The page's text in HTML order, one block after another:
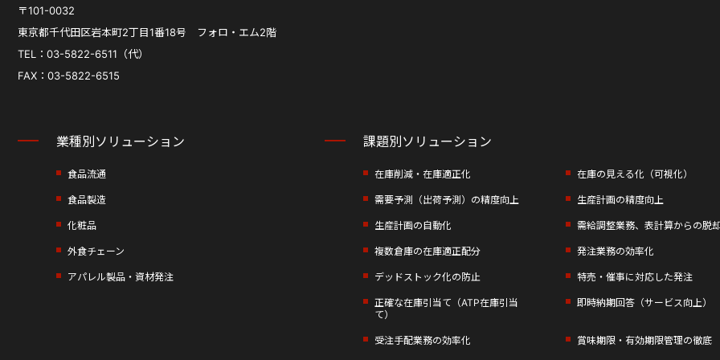
〒101-0032
東京都千代田区岩本町2丁目1番18号 フォロ・エム2階
TEL：03-5822-6511（代）
FAX：03-5822-6515
業種別ソリューション
食品流通
食品製造
化粧品
外食チェーン
アパレル製品・資材発注
課題別ソリューション
在庫削減・在庫適正化 在庫の見える化（可視化）
需要予測（出荷予測）の精度向上 生産計画の精度向上
生産計画の自動化 需給調整業務、表計算からの脱
複数倉庫の在庫適正配分 発注業務の効率化
デッドストック化の防止 特売・催事に対応した発注
正確な在庫引当て（ATP在庫引当
て）
即時納期回答（サービス向上）
受注手配業務の効率化 賞味期限・有効期限管理の徹底